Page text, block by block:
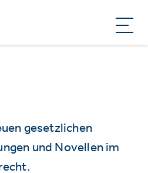
gesetzlichen
und Novellen im